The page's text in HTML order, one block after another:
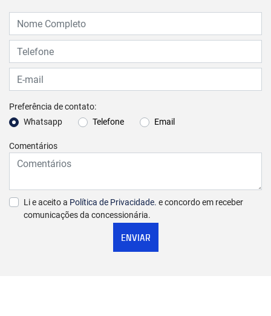
Preferência de contato:
Whatsapp
Telefone Email
Comentários
Li e aceito a Política de Privacidade. e concordo em receber
comunicações da concessionária.
ENVIAR